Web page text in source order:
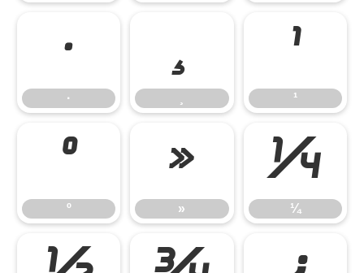
·
·
¸ ¹
¹
º
º
»
»
¼
¼